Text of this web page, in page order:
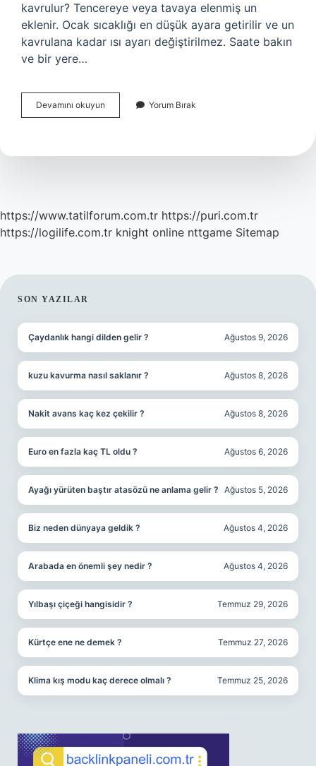
kavrulur? Tencereye veya tavaya elenmiş un
eklenir. Ocak sıcaklığı en düşük ayara getirilir ve un
kavrulana kadar ısı ayarı değiştirilmez. Saate bakın
ve bir yere…
Devamını okuyun
Için
Kavrulur
Yorum Bırak
https://www.tatilforum.com.tr https://puri.com.tr
https://logilife.com.tr knight online nttgame Sitemap
SIDEBAR
SON YAZILAR
Çaydanlık hangi dilden gelir ? Ağustos 9, 2026
kuzu kavurma nasıl saklanır ? Ağustos 8, 2026
Nakit avans kaç kez çekilir ? Ağustos 8, 2026
Euro en fazla kaç TL oldu ? Ağustos 6, 2026
Ayağı yürüten baştır atasözü ne anlama gelir ? Ağustos 5, 2026
Biz neden dünyaya geldik ? Ağustos 4, 2026
Arabada en önemli şey nedir ? Ağustos 4, 2026
Yılbaşı çiçeği hangisidir ? Temmuz 29, 2026
Kürtçe ene ne demek ? Temmuz 27, 2026
Klima kış modu kaç derece olmalı ? Temmuz 25, 2026